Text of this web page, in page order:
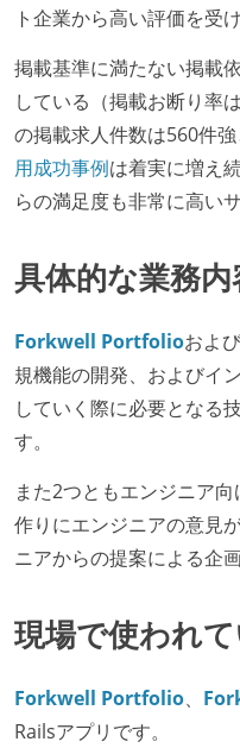
ト企業から高い評価を受
掲載基準に満たない掲載
している（掲載お断り率
の掲載求人件数は560件強
用成功事例は着実に増え
らの満足度も非常に高い
具体的な業務内
Forkwell Portfolioおよび
規機能の開発、およびイ
していく際に必要となる
す。
また2つともエンジニア
作りにエンジニアの意見
ニアからの提案による企
現場で使われ
Forkwell Portfolio、
Railsアプリです。